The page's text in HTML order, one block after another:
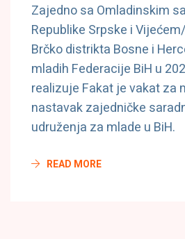
Zajedno sa Omladinskim
Republike Srpske i
Brčko distrikta Bosne i
mladih Federacije BiH u
realizuje Fakat je vakat za
nastavak zajedničke
udruženja za mlade u BiH.
READ MORE